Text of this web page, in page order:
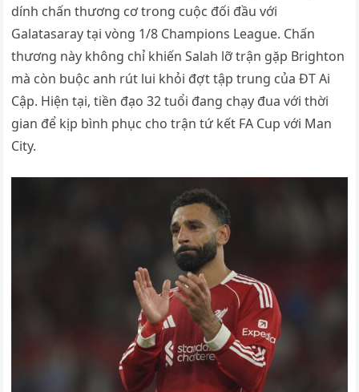
dính chấn thương cơ trong cuộc đối đầu với
Galatasaray tại vòng 1/8 Champions League. Chấn
thương này không chỉ khiến Salah lỡ trận gặp Brighton
mà còn buộc anh rút lui khỏi đợt tập trung của ĐT Ai
Cập. Hiện tại, tiền đạo 32 tuổi đang chạy đua với thời
gian để kịp bình phục cho trận tứ kết FA Cup với Man
City.